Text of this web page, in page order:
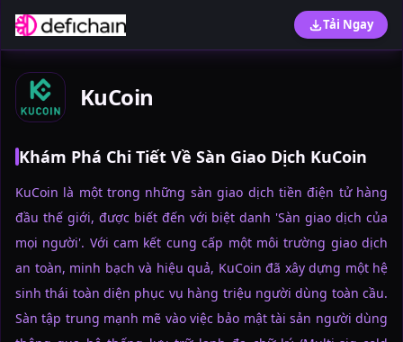
Tải Ngay
KuCoin
Khám Phá Chi Tiết Về Sàn Giao Dịch KuCoin
KuCoin là một trong những sàn giao dịch tiền điện tử hàng
đầu thế giới, được biết đến với biệt danh 'Sàn giao dịch của
mọi người'. Với cam kết cung cấp một môi trường giao dịch
an toàn, minh bạch và hiệu quả, KuCoin đã xây dựng một hệ
sinh thái toàn diện phục vụ hàng triệu người dùng toàn cầu.
Sàn tập trung mạnh mẽ vào việc bảo mật tài sản người dùng